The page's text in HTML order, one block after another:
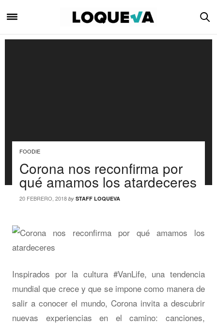
FOODIE
Corona nos reconfirma por
qué amamos los atardeceres
20 FEBRERO, 2018 by STAFF LOQUEVA
Inspirados por la cultura #VanLife, una tendencia
mundial que crece y que se impone como manera de
salir a conocer el mundo, Corona invita a descubrir
nuevas experiencias en el camino: canciones,